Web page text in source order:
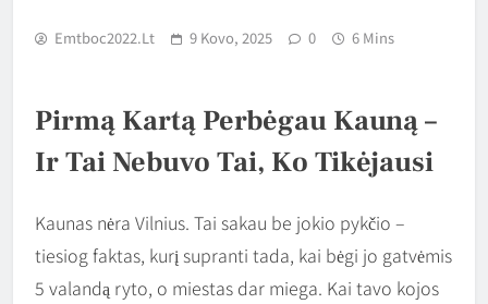
Emtboc2022.lt 9 Kovo, 2025 0 6 Mins
Pirmą Kartą Perbėgau Kauną –
Ir Tai Nebuvo Tai, Ko Tikėjausi
Kaunas nėra Vilnius. Tai sakau be jokio pykčio –
tiesiog faktas, kurį supranti tada, kai bėgi jo gatvėmis
5 valandą ryto, o miestas dar miega. Kai tavo kojos